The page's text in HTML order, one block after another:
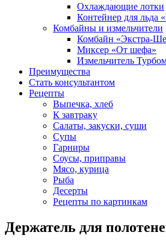
Охлаждающие лотки
Контейнер для льда
Комбайны и измельчители
Комбайн «Экстра-
Миксер «От шефа»
Измельчитель
Преимущества
Стать консультантом
Рецепты
Выпечка, хлеб
К завтраку
Салаты, закуски, суши
Супы
Гарниры
Соусы, приправы
Мясо, курица
Рыба
Десерты
Рецепты по картинкам
Держатель для